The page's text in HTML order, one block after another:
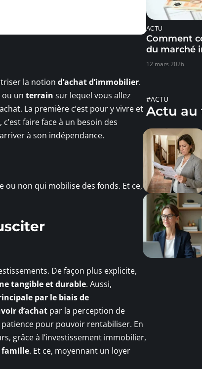
la notion d’achat d’immobilier.
ou un terrain sur lequel vous allez
La première c’est pour y vivre et
faire face à un besoin des
à son indépendance.
non qui mobilise des fonds. Et ce,
De façon plus explicite,
tangible et durable. Aussi,
par le biais de
d’achat par la perception de
pour pouvoir rentabiliser. En
grâce à l’investissement immobilier,
famille. Et ce, moyennant un loyer
ACTU
Comment
du marché
12 mars 2026
#ACTU
Actu au